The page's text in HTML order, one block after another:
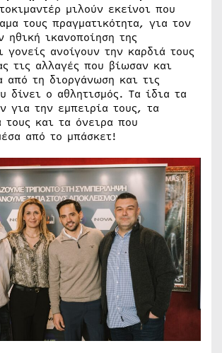
μιλούν εκείνοι που
τους πραγματικότητα, για τον
ηθική ικανοποίηση της
γονείς ανοίγουν την καρδιά τους
τις αλλαγές που βίωσαν και
από τη διοργάνωση και τις
δίνει ο αθλητισμός. Τα ίδια τα
για την εμπειρία τους, τα
τους και τα όνειρα που
από το μπάσκετ!